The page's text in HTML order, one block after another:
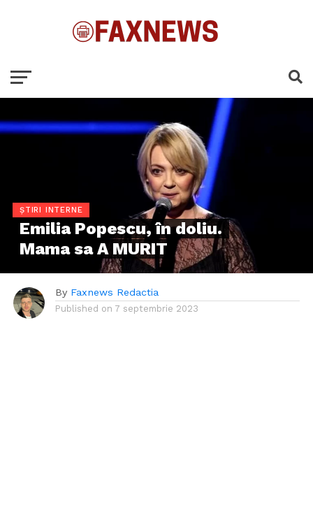
ȘTIRI INTERNE
Emilia Popescu, în doliu.
Mama sa A MURIT
By Faxnews Redactia
Published on 7 septembrie 2023